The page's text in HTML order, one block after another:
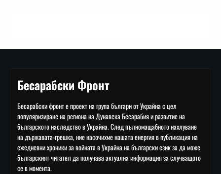
Бесарабски Фронт
Бесарабски фронт е проект на група българи от Украйна с цел
популяризиране на региона на Дунавска Бесарабия и развитие на
българското наследство в Украйна. След пълномащабното нахлуване
на държавата-грешка, ние насочихме нашата енергия в публикация на
ежедневни хроники за войната в Украйна на български език за да може
българският читател да получава актуална информация за случващото
се в момента.